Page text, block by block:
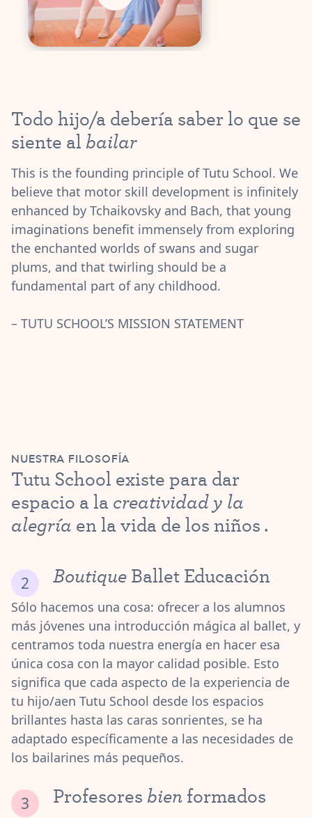
Todo hijo/a debería saber lo que se
siente al bailar
This is the founding principle of Tutu School. We
believe that motor skill development is infinitely
enhanced by Tchaikovsky and Bach, that young
imaginations benefit immensely from exploring
the enchanted worlds of swans and sugar
plums, and that twirling should be a
fundamental part of any childhood.
– TUTU SCHOOL’S MISSION STATEMENT
NUESTRA FILOSOFÍA
Tutu School existe para dar
espacio a la creatividad y la
alegría en la vida de los niños.
BoutiqueBallet Educación
Sólo hacemos una cosa: ofrecer a los alumnos
más jóvenes una introducción mágica al ballet, y
centramos toda nuestra energía en hacer esa
única cosa con la mayor calidad posible. Esto
significa que cada aspecto de la experiencia de
tu hijo/aen Tutu School desde los espacios
brillantes hasta las caras sonrientes, se ha
adaptado específicamente a las necesidades de
los bailarines más pequeños.
Profesores bienformados